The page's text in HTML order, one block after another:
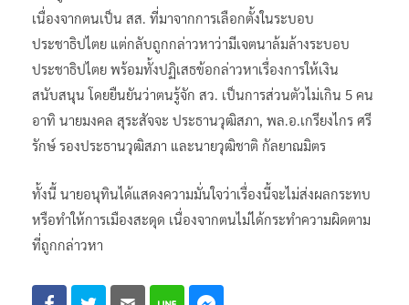
เนื่องจากตนเป็น สส. ที่มาจากการเลือกตั้งในระบอบ
ประชาธิปไตย แต่กลับถูกกล่าวหาว่ามีเจตนาล้มล้างระบอบ
ประชาธิปไตย พร้อมทั้งปฏิเสธข้อกล่าวหาเรื่องการให้เงิน
สนับสนุน โดยยืนยันว่าตนรู้จัก สว. เป็นการส่วนตัวไม่เกิน 5 คน
อาทิ นายมงคล สุระสัจจะ ประธานวุฒิสภา, พล.อ.เกรียงไกร ศรี
รักษ์ รองประธานวุฒิสภา และนายวุฒิชาติ กัลยาณมิตร
ทั้งนี้ นายอนุทินได้แสดงความมั่นใจว่าเรื่องนี้จะไม่ส่งผลกระทบ
หรือทำให้การเมืองสะดุด เนื่องจากตนไม่ได้กระทำความผิดตาม
ที่ถูกกล่าวหา